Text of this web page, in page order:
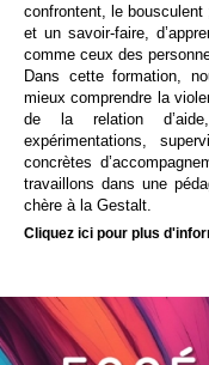
confrontent, le
et un savoir-faire,
comme ceux des
Dans cette formation,
mieux comprendre la
de la relation
expérimentations,
concrètes
travaillons dans une
chère à la Gestalt.
Cliquez ici pour plus